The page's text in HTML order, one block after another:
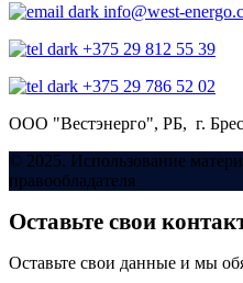
info@west-
+375 29 812 55 39
+375 29 786 52 02
ООО "Вестэнерго", РБ, г.
© 2025. Использование
правообладателя
Оставьте свои
Оставьте свои данные и мы